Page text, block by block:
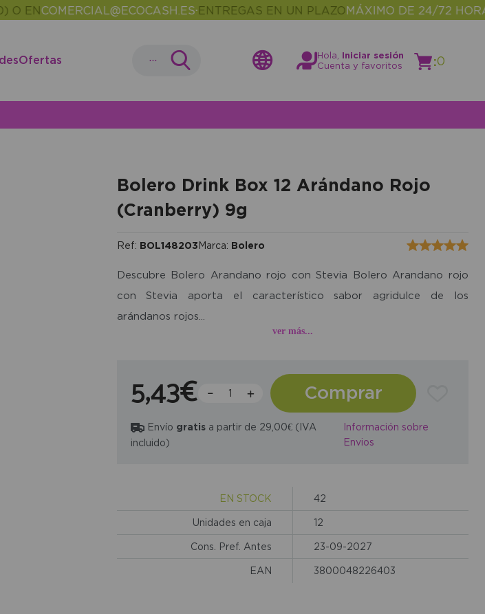
COMERCIAL@ECOCASH.ES•ENTREGAS EN UN PLAZO MÁXIMO DE 24/72 HORAS•
Ofertas ... Hola,
Iniciar sesión
Cuenta y favoritos
:0
Bolero Drink Box 12 Arándano Rojo
(Cranberry) 9g
Ref: BOL148203 Marca: Bolero
Descubre Bolero Arandano rojo con Stevia Bolero Arandano rojo
con Stevia aporta el característico sabor agridulce de los
arándanos rojos...
ver más...
5,43€ Comprar
Envío gratisa partir de 29,00€ (IVA
incluido)
Información sobre
Envios
EN STOCK 42
Unidades en caja 12
Cons. Pref. Antes 23-09-2027
EAN 3800048226403